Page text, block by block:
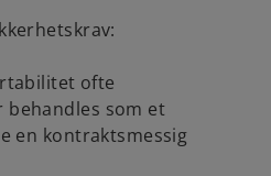
ofte
som et
en kontraktsmessig